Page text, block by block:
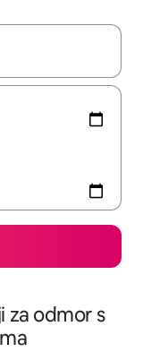
ih pregledati
za odmor s